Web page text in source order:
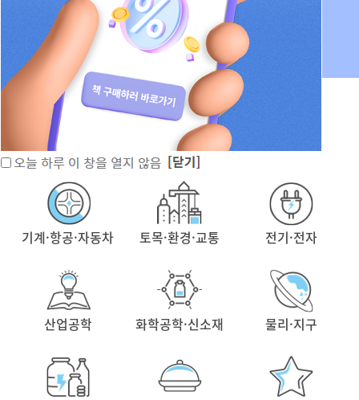
경영·경제 화학·생명 수학
기계·항공·자동차 토목·환경·교통 전기·전자
산업공학 화학공학·신소재 물리·지구